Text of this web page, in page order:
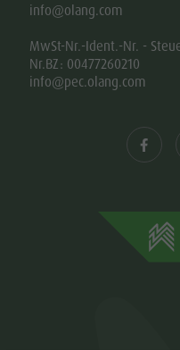
info@olang.com
MwSt-Nr.-Ident.-Nr. -
Nr.BZ: 00477260210
info@pec.olang.com